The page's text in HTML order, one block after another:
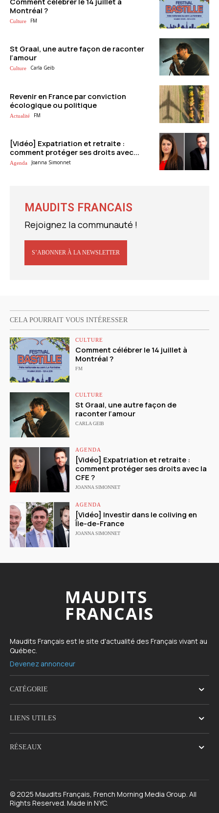
Montréal ?
Culture FM
St Graal, une autre façon de raconter
l’amour
Culture Carla Geib
Revenir en France par conviction
écologique ou politique
Actualité FM
[Vidéo] Expatriation et retraite :
comment protéger ses droits avec...
Agenda Joanna Simonnet
MAUDITS FRANCAIS
Rejoignez la communauté !
S’ABONNER À LA NEWSLETTER
CELA POURRAIT VOUS INTÉRESSER
CULTURE
Comment célébrer le 14 juillet à
Montréal ?
FM
CULTURE
St Graal, une autre façon de
raconter l’amour
CARLA GEIB
AGENDA
[Vidéo] Expatriation et retraite :
comment protéger ses droits avec la
CFE ?
JOANNA SIMONNET
AGENDA
[Vidéo] Investir dans le coliving en
Île-de-France
JOANNA SIMONNET
MAUDITS
FRANCAIS
Maudits Français est le site d'actualité des Français vivant au
Québec.
Devenez annonceur
CATÉGORIE
LIENS UTILES
RÉSEAUX
© 2025 Maudits Français, French Morning Media Group. All
Rights Reserved. Made in NYC.